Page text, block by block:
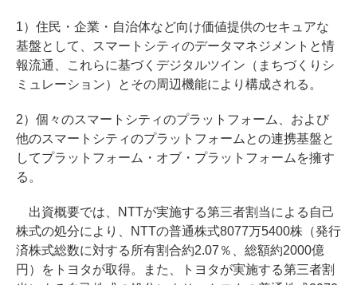
1）住民・企業・自治体など向け価値提供のセキュアな
基盤として、スマートシティのデータマネジメントと情
報流通、これらに基づくデジタルツイン（まちづくりシ
ミュレーション）とその周辺機能により構成される。
2）個々のスマートシティのプラットフォーム、および
他のスマートシティのプラットフォームとの連携基盤と
してプラットフォーム・オブ・プラットフォームを擁す
る。
出資概要では、NTTが実施する第三者割当による自己
株式の処分により、NTTの普通株式8077万5400株（発行
済株式総数に対する所有割合約2.07％、総額約2000億
円）をトヨタが取得。また、トヨタが実施する第三者割